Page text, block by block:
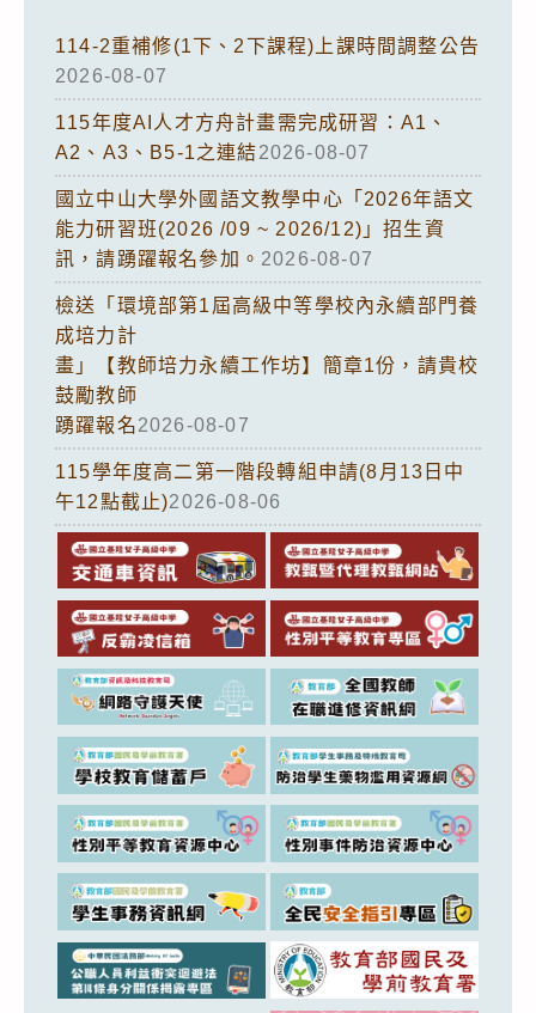
114-2重補修(1下、2下課程)上課時間調整公告
2026-08-07
115年度AI人才方舟計畫需完成研習：A1、
A2、A3、B5-1之連結2026-08-07
國立中山大學外國語文教學中心「2026年語文
能力研習班(2026 /09 ~ 2026/12)」招生資
訊，請踴躍報名參加。 2026-08-07
檢送「環境部第1屆高級中等學校內永續部門養
成培力計
畫」【教師培力永續工作坊】簡章1份，請貴校
鼓勵教師
踴躍報名2026-08-07
115學年度高二第一階段轉組申請(8月13日中
午12點截止)2026-08-06